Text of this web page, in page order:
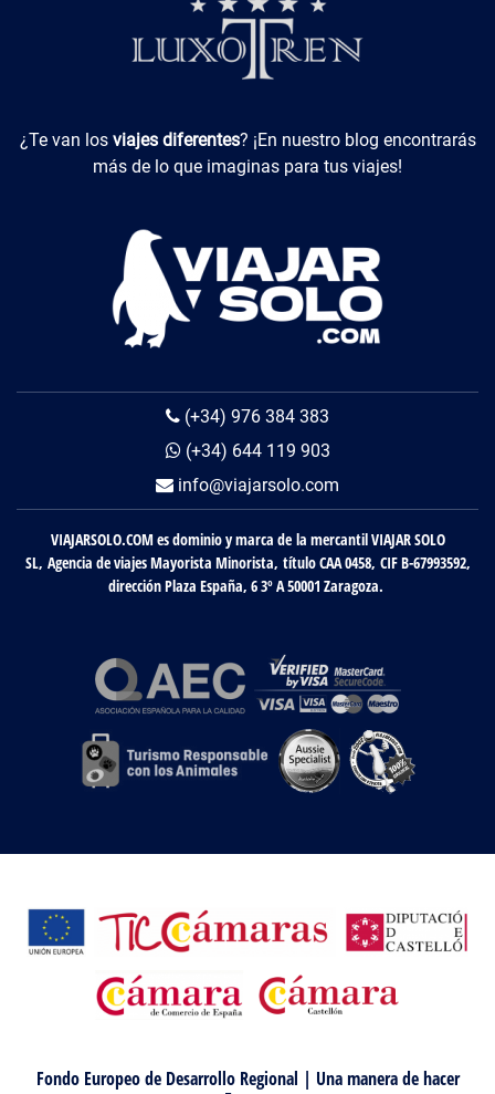
Viajes Diferentes
¿Te van los viajes diferentes? ¡En nuestro blog encontrarás
más de lo que imaginas para tus viajes!
(+34) 976 384 383
(+34) 644 119 903
info@viajarsolo.com
VIAJARSOLO.COM es dominio y marca de la mercantil VIAJAR SOLO
SL, Agencia de viajes Mayorista Minorista, título CAA 0458, CIF B-67993592,
dirección Plaza España, 6 3º A 50001 Zaragoza.
Fondo Europeo de Desarrollo Regional | Una manera de hacer